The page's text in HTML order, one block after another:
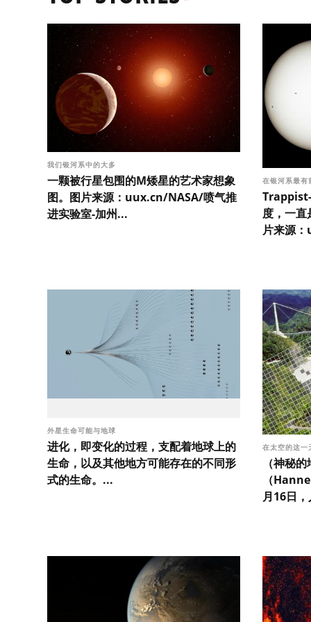
我们银河系中的大多
一颗被行星包围的M矮星的艺术家想象
图。图片来源：uux.cn/NASA/喷气推
进实验室-加州...
在银河系最有
度，一直
片来源
外星生命可能与地球
进化，即变化的过程，支配着地球上的
生命，以及其他地方可能存在的不同形
式的生命。...
在太空的这一
（神秘
（
月16日